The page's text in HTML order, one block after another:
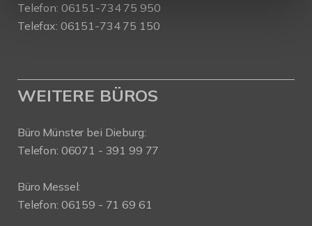
Telefon: 06151-734 75 950
Telefax: 06151-734 75 150
WEITERE BÜROS
Büro Münster bei Dieburg:
Telefon: 06071 - 391 99 77
Büro Messel:
Telefon: 06159 - 71 69 61